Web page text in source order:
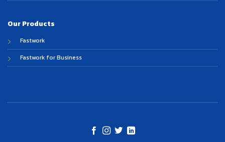
Our Products
Fastwork
Fastwork for Business